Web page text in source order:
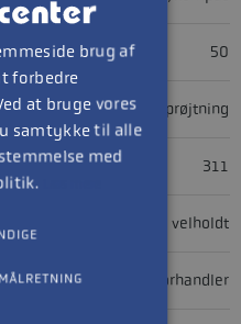
50
insprøjtning
311
Pæn og velholdt
hos forhandler
brug af
forbedre
at bruge vores
samtykke til alle
med
MÅLRETNING